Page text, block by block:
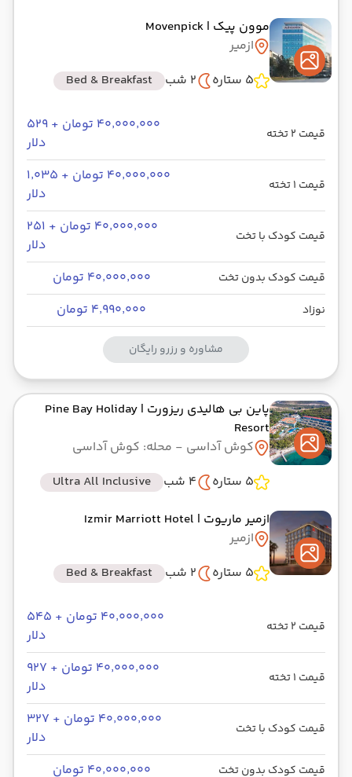
موون پیک | Movenpick
ازمیر
5 ستاره
2 شب Bed & Breakfast
قیمت 2 تخته
۴۰٬۰۰۰٬۰۰۰ تومان + ۵۲۹
دلار
قیمت 1 تخته
۴۰٬۰۰۰٬۰۰۰ تومان + ۱٬۰۳۵
دلار
قیمت کودک با تخت
۴۰٬۰۰۰٬۰۰۰ تومان + ۲۵۱
دلار
قیمت کودک بدون تخت ۴۰٬۰۰۰٬۰۰۰ تومان
نوزاد ۴٬۹۹۰٬۰۰۰ تومان
مشاوره و رزرو رایگان
پاین بی هالیدی ریزورت | Pine Bay Holiday
Resort
کوش آداسی - محله: کوش آداسی
5 ستاره
4 شب
Ultra All Inclusive
ازمیر ماریوت | Izmir Marriott Hotel
ازمیر
5 ستاره
2 شب Bed & Breakfast
قیمت 2 تخته
۴۰٬۰۰۰٬۰۰۰ تومان + ۵۴۵
دلار
قیمت 1 تخته
۴۰٬۰۰۰٬۰۰۰ تومان + ۹۲۷
دلار
قیمت کودک با تخت
۴۰٬۰۰۰٬۰۰۰ تومان + ۳۲۷
دلار
قیمت کودک بدون تخت ۴۰٬۰۰۰٬۰۰۰ تومان